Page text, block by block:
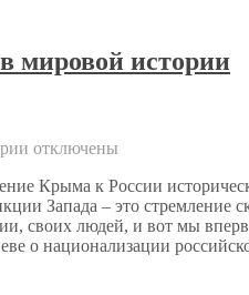
мировой истории
отключены
Крыма к России
Запада – это стремление
своих людей, и вот мы
о национализации